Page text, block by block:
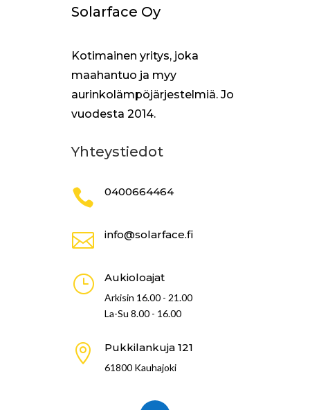
Solarface Oy
Kotimainen yritys, joka
maahantuo ja myy
aurinkolämpöjärjestelmiä. Jo
vuodesta 2014.
Yhteystiedot
 0400664464
 info@solarface.fi
} Aukioloajat
Arkisin 16.00 - 21.00
La-Su 8.00 - 16.00
 Pukkilankuja 121
61800 Kauhajoki